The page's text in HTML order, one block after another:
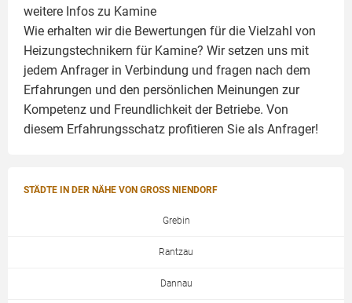
weitere Infos zu Kamine
Wie erhalten wir die Bewertungen für die Vielzahl von
Heizungstechnikern für Kamine? Wir setzen uns mit
jedem Anfrager in Verbindung und fragen nach dem
Erfahrungen und den persönlichen Meinungen zur
Kompetenz und Freundlichkeit der Betriebe. Von
diesem Erfahrungsschatz profitieren Sie als Anfrager!
STÄDTE IN DER NÄHE VON GROSS NIENDORF
Grebin
Rantzau
Dannau